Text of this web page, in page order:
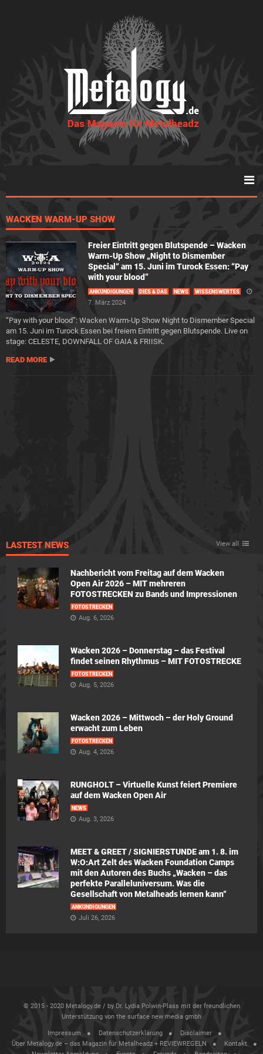
WACKEN WARM-UP SHOW
Freier Eintritt gegen Blutspende – Wacken
Warm-Up Show „Night to Dismember
Special“ am 15. Juni im Turock Essen: “Pay
with your blood”
ANKÜNDIGUNGEN DIES & DAS NEWS WISSENSWERTES
7. März 2024
“Pay with your blood”: Wacken Warm-Up Show Night to Dismember Special
am 15. Juni im Turock Essen bei freiem Eintritt gegen Blutspende. Live on
stage: CELESTE, DOWNFALL OF GAIA & FRIISK.
READ MORE
LASTEST NEWS View all
Nachbericht vom Freitag auf dem Wacken
Open Air 2026 – MIT mehreren
FOTOSTRECKEN zu Bands und Impressionen
FOTOSTRECKEN
Aug. 6, 2026
Wacken 2026 – Donnerstag – das Festival
findet seinen Rhythmus – MIT FOTOSTRECKE
FOTOSTRECKEN
Aug. 5, 2026
Wacken 2026 – Mittwoch – der Holy Ground
erwacht zum Leben
FOTOSTRECKEN
Aug. 4, 2026
RUNGHOLT – Virtuelle Kunst feiert Premiere
auf dem Wacken Open Air
NEWS
Aug. 3, 2026
MEET & GREET / SIGNIERSTUNDE am 1. 8. im
W:O:Art Zelt des Wacken Foundation Camps
mit den Autoren des Buchs „Wacken – das
perfekte Paralleluniversum. Was die
Gesellschaft von Metalheads lernen kann“
ANKÜNDIGUNGEN
Juli 26, 2026
© 2015 - 2020 Metalogy.de / by Dr. Lydia Polwin-Plass mit der freundlichen
Unterstützung von the surface new media gmbh
Impressum Datenschutzerklärung
Disclaimer
Über Metalogy.de – das Magazin für Metalheadz + REVIEWREGELN
Kontakt